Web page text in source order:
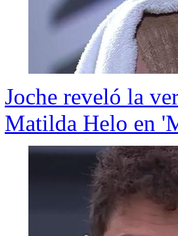
Joche reveló la
Matilda Helo en